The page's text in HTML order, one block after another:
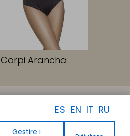
Corpi Arancha
ES EN IT RU
Gestire i